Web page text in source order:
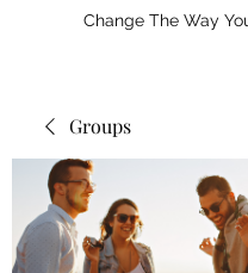
Change The Way
Groups